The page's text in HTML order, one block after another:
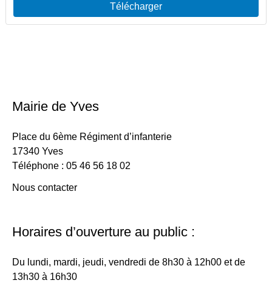
Télécharger
Mairie de Yves
Place du 6ème Régiment d’infanterie
17340 Yves
Téléphone : 05 46 56 18 02
Nous contacter
Horaires d’ouverture au public :
Du lundi, mardi, jeudi, vendredi de 8h30 à 12h00 et de
13h30 à 16h30